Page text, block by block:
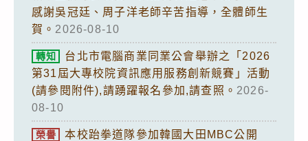
感謝吳冠廷、周子洋老師辛苦指導，全體師生
賀。 2026-08-10
轉知
台北市電腦商業同業公會舉辦之「2026
第31屆大專校院資訊應用服務創新競賽」活動
(請參閱附件),請踴躍報名參加,請查照。 2026-
08-10
榮譽
本校跆拳道隊參加韓國大田MBC公開